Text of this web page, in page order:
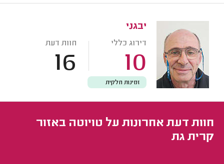
יבגני
דירוג כללי
10
חוות דעת
16
זמינות חלקית
חוות דעת אחרונות על טויוטה באזור
קרית גת